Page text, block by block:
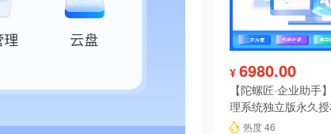
¥ 6980.00
【陀螺匠·企业助手
理系统独立版永久
热度 46